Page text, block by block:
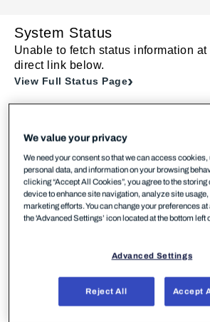
System Status
Unable to fetch status information at
direct link below.
View Full Status Page
Your Contact Information
First Name *
We value your privacy
We need your consent so that we can access
personal data, and information on your browsing
clicking “Accept All Cookies”, you agree to the storing
device to enhance site navigation, analyze site
marketing efforts. You can change your preferences
the 'Advanced Settings’ icon located at the bottom left
Advanced Settings
Reject All Accept